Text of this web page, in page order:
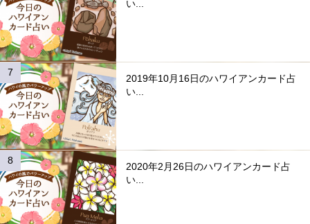
い...
2019年10月16日のハワイアンカード占
い...
2020年2月26日のハワイアンカード占
い...